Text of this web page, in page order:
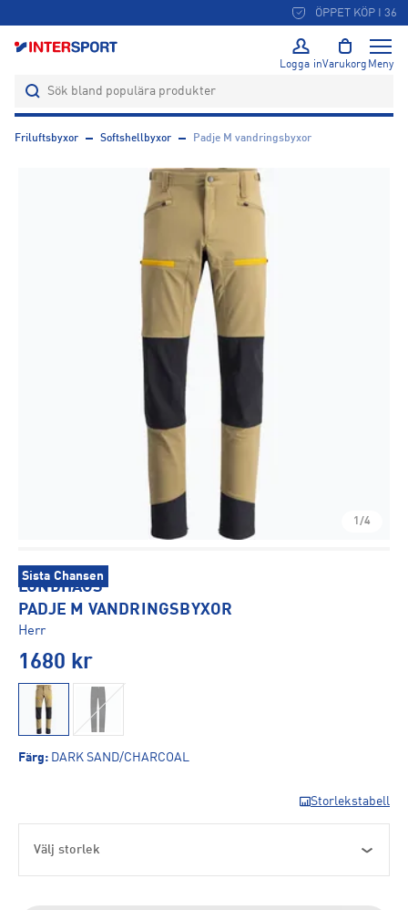
ÖPPET KÖP I 365 DAGAR
Logga inVarukorg Meny
Friluftsbyxor Softshellbyxor Padje M vandringsbyxor
1/4
Sista Chansen
LUNDHAGS
PADJE M VANDRINGSBYXOR
Herr
1680 kr
Färg: DARK SAND/CHARCOAL
Storlekstabell
Välj storlek